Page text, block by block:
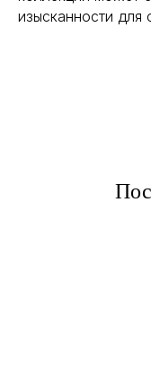
изысканности для